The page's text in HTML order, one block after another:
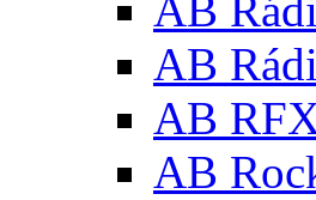
AB
AB
AB